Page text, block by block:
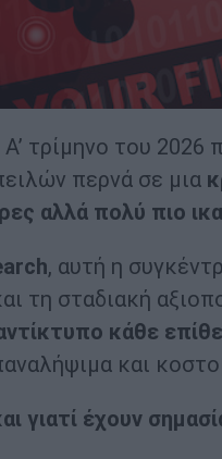
τρίμηνο του 2026
περνά σε μια
αλλά πολύ πιο
, αυτή η
τη σταδιακή
κάθε
και
γιατί έχουν